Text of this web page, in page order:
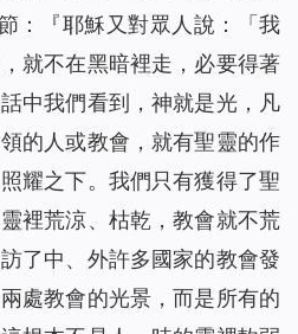
：『耶穌又對眾人說：「 我
就不在黑暗裡走，必要得著
中我們看到，神就是光，凡
的人或教會，就有聖靈的作
耀之下。我們只有獲得了聖
裡荒涼、枯乾，教會就不荒
了中、外許多國家的教會發
處教會的光景，而是所有的